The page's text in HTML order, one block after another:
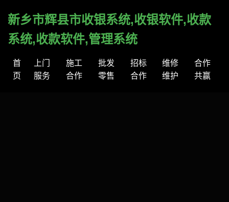
新乡市辉县市收银系统,收银软件,收款
系统,收款软件,管理系统
首
页
上门
服务
施工
合作
批发
零售
招标
合作
维修
维护
合作
共赢